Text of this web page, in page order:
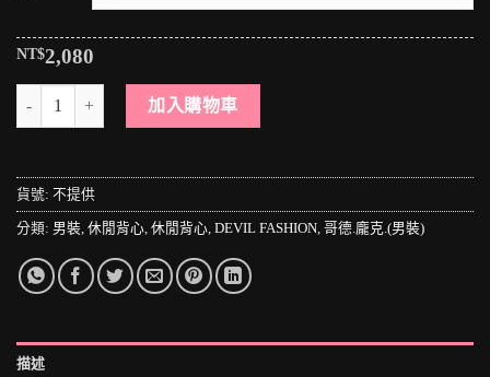
NT$2,080
＊MINI PUNK LOLO＊黑暗龐克視覺-黑暗之境惡魔禁獵區狩魔獵人
加入購物車
貨號: 不提供
分類: 男裝 休閒背心 休閒背心 DEVIL FASHION 哥德.龐克.(男裝)
描述